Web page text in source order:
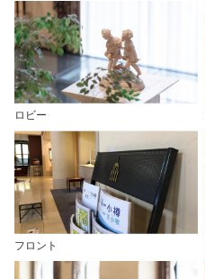
ロビー
フロント